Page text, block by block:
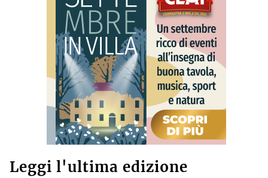
Leggi l'ultima edizione